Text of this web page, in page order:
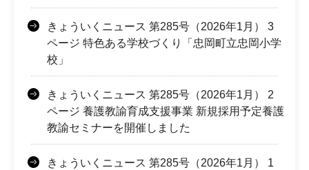
きょういくニュース 第285号（2026年1月） 3
ページ 特色ある学校づくり「忠岡町立忠岡小学
校」
きょういくニュース 第285号（2026年1月） 2
ページ 養護教諭育成支援事業 新規採用予定養護
教諭セミナーを開催しました
きょういくニュース 第285号（2026年1月） 1